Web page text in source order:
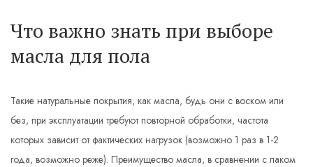
Что важно знать при выборе
масла для пола
Такие натуральные покрытия, как масла, будь они с воском или
без, при эксплуатации требуют повторной обработки, частота
которых зависит от фактических нагрузок (возможно 1 раз в 1-2
года, возможно реже). Преимущество масла, в сравнении с лаком